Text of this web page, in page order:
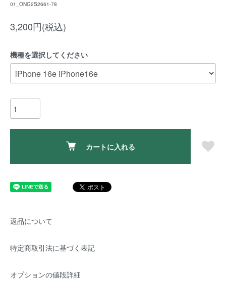
01_ONG2S2661-78
3,200円(税込)
機種を選択してください
カートに入れる
返品について
特定商取引法に基づく表記
オプションの値段詳細